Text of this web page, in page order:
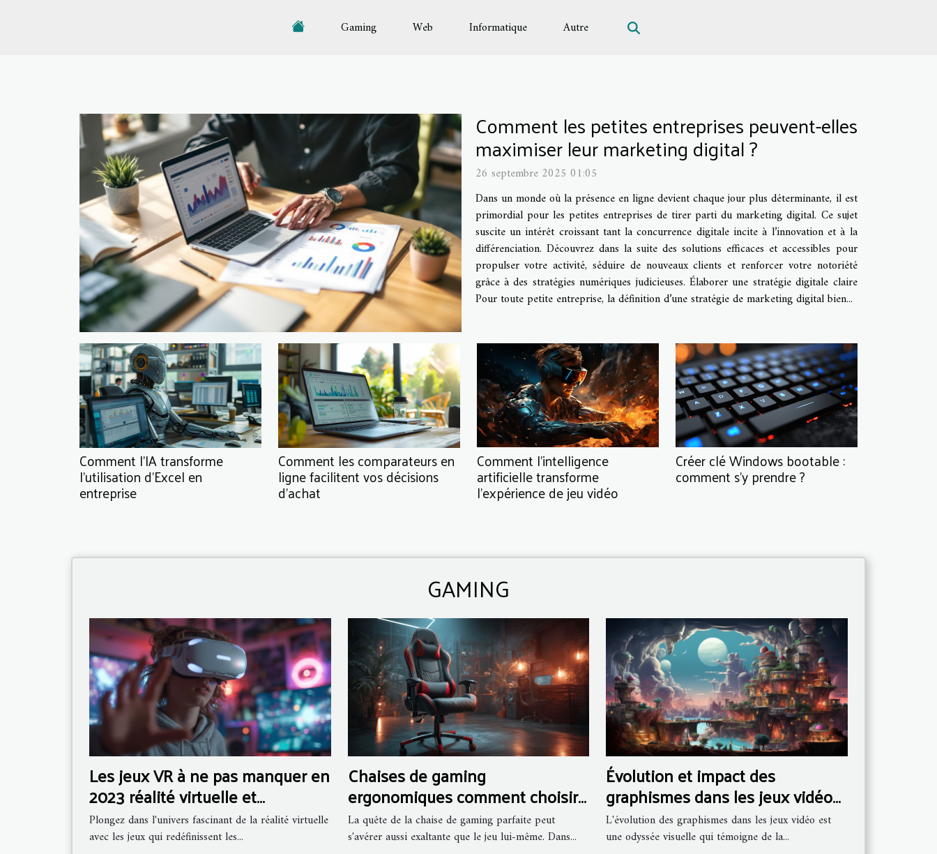
Gaming Web Informatique Autre
Comment les petites entreprises peuvent-elles
maximiser leur marketing digital ?
26 septembre 2025 01:05
Dans un monde où la présence en ligne devient chaque jour plus déterminante, il est
primordial pour les petites entreprises de tirer parti du marketing digital. Ce sujet
suscite un intérêt croissant tant la concurrence digitale incite à l’innovation et à la
différenciation. Découvrez dans la suite des solutions efficaces et accessibles pour
propulser votre activité, séduire de nouveaux clients et renforcer votre notoriété
grâce à des stratégies numériques judicieuses. Élaborer une stratégie digitale claire
Pour toute petite entreprise, la définition d’une stratégie de marketing digital bien...
Comment l'IA transforme
l'utilisation d'Excel en
entreprise
Comment les comparateurs en
ligne facilitent vos décisions
d'achat
Comment l'intelligence
artificielle transforme
l'expérience de jeu vidéo
Créer clé Windows bootable :
comment s'y prendre ?
GAMING
Les jeux VR à ne pas manquer en
2023 réalité virtuelle et
immersion totale
Plongez dans l'univers fascinant de la réalité virtuelle
avec les jeux qui redéfinissent les...
Chaises de gaming
ergonomiques comment choisir
le meilleur modèle pour une
expérience de jeu optimale
La quête de la chaise de gaming parfaite peut
s'avérer aussi exaltante que le jeu lui-même. Dans...
Évolution et impact des
graphismes dans les jeux vidéo
sur l'expérience utilisateur
L'évolution des graphismes dans les jeux vidéo est
une odyssée visuelle qui témoigne de la...